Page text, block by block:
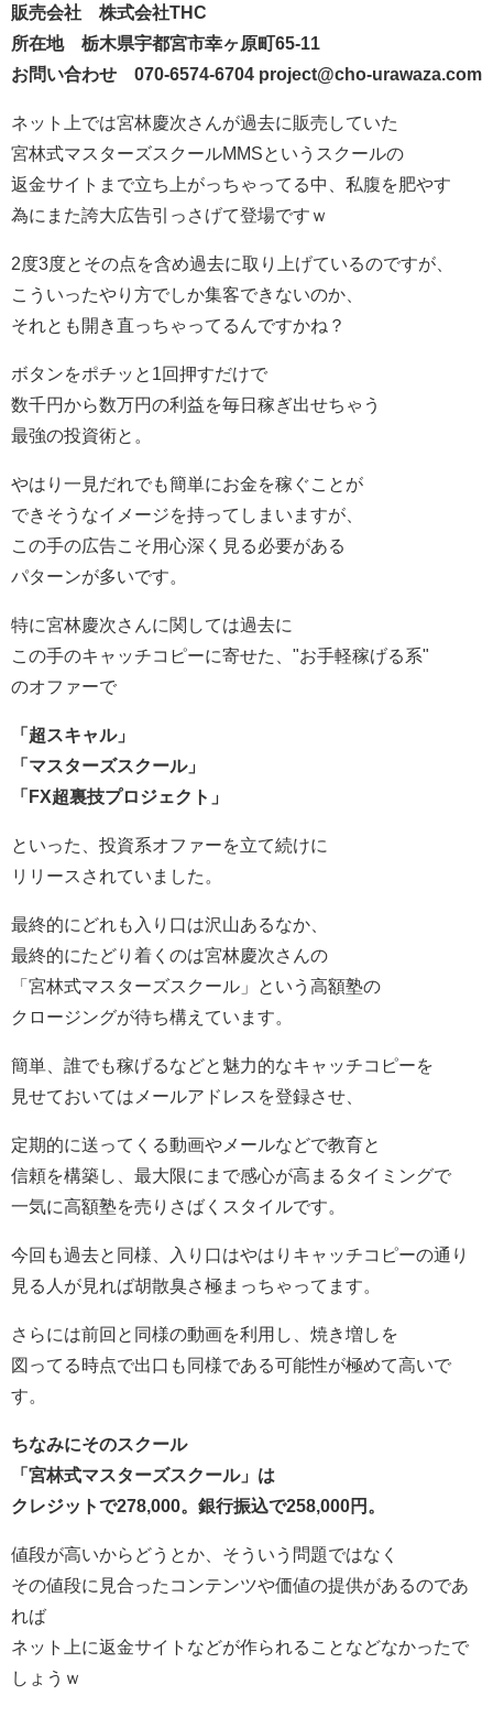
販売会社 株式会社THC
所在地 栃木県宇都宮市幸ヶ原町65‐11
お問い合わせ 070-6574-6704 project@cho-urawaza.com
ネット上では宮林慶次さんが過去に販売していた
宮林式マスターズスクールMMSというスクールの
返金サイトまで立ち上がっちゃってる中、私腹を肥やす
為にまた誇大広告引っさげて登場ですｗ
2度3度とその点を含め過去に取り上げているのですが、
こういったやり方でしか集客できないのか、
それとも開き直っちゃってるんですかね？
ボタンをポチッと1回押すだけで
数千円から数万円の利益を毎日稼ぎ出せちゃう
最強の投資術と。
やはり一見だれでも簡単にお金を稼ぐことが
できそうなイメージを持ってしまいますが、
この手の広告こそ用心深く見る必要がある
パターンが多いです。
特に宮林慶次さんに関しては過去に
この手のキャッチコピーに寄せた、"お手軽稼げる系"
のオファーで
「超スキャル」
「マスターズスクール」
「FX超裏技プロジェクト」
といった、投資系オファーを立て続けに
リリースされていました。
最終的にどれも入り口は沢山あるなか、
最終的にたどり着くのは宮林慶次さんの
「宮林式マスターズスクール」という高額塾の
クロージングが待ち構えています。
簡単、誰でも稼げるなどと魅力的なキャッチコピーを
見せておいてはメールアドレスを登録させ、
定期的に送ってくる動画やメールなどで教育と
信頼を構築し、最大限にまで感心が高まるタイミングで
一気に高額塾を売りさばくスタイルです。
今回も過去と同様、入り口はやはりキャッチコピーの通り
見る人が見れば胡散臭さ極まっちゃってます。
さらには前回と同様の動画を利用し、焼き増しを
図ってる時点で出口も同様である可能性が極めて高いで
す。
ちなみにそのスクール
「宮林式マスターズスクール」は
クレジットで278,000。銀行振込で258,000円。
値段が高いからどうとか、そういう問題ではなく
その値段に見合ったコンテンツや価値の提供があるのであ
れば
ネット上に返金サイトなどが作られることなどなかったで
しょうｗ